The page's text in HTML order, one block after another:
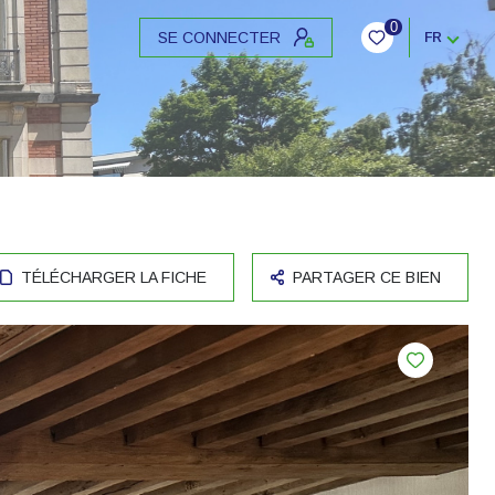
SE CONNECTER
0
FR
TÉLÉCHARGER LA FICHE PARTAGER CE BIEN